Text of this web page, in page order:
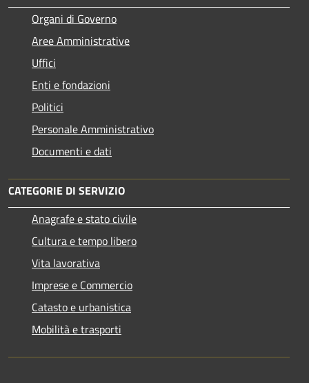
Organi di Governo
Aree Amministrative
Uffici
Enti e fondazioni
Politici
Personale Amministrativo
Documenti e dati
CATEGORIE DI SERVIZIO
Anagrafe e stato civile
Cultura e tempo libero
Vita lavorativa
Imprese e Commercio
Catasto e urbanistica
Mobilità e trasporti